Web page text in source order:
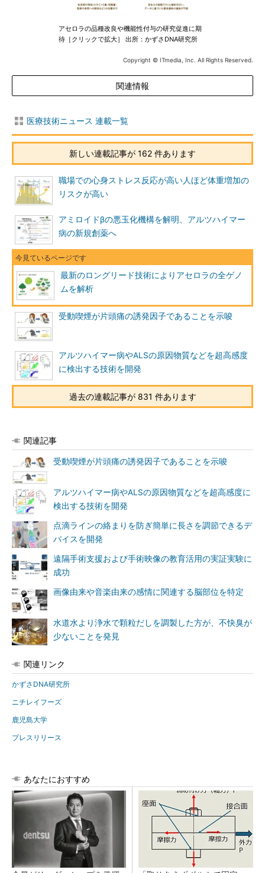
アセロラの品種改良や機能性付与の研究促進に期
待［クリックで拡大］ 出所：かずさDNA研究所
Copyright © ITmedia, Inc. All Rights Reserved.
関連情報
医療技術ニュース 連載一覧
新しい連載記事が 162 件あります
職場での心身ストレス反応が高い人ほど体重増加の
リスクが高い
アミロイドβの悪玉化機構を解明、アルツハイマー
病の新規創薬へ
最新のロングリード技術によりアセロラの全ゲノ
ムを解析
受動喫煙が片頭痛の誘発因子であることを示唆
アルツハイマー病やALSの原因物質などを超高感度
に検出する技術を開発
過去の連載記事が 831 件あります
関連記事
受動喫煙が片頭痛の誘発因子であることを示唆
アルツハイマー病やALSの原因物質などを超高感度に
検出する技術を開発
点滴ラインの絡まりを防ぎ簡単に長さを調節できるデ
バイスを開発
遠隔手術支援および手術映像の教育活用の実証実験に
成功
画像由来や音楽由来の感情に関連する脳部位を特定
水道水より浄水で顆粒だしを調製した方が、不快臭が
少ないことを発見
関連リンク
かずさDNA研究所
ニチレイフーズ
鹿児島大学
プレスリリース
あなたにおすすめ